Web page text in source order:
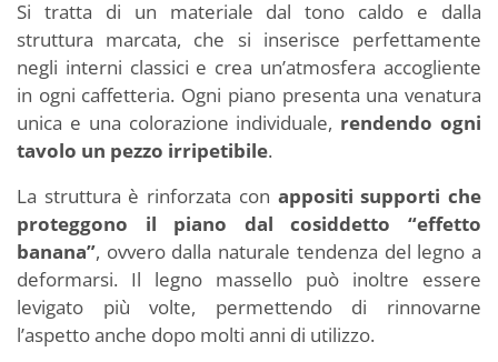
Si tratta di un materiale dal tono caldo e dalla
struttura marcata, che si inserisce perfettamente
negli interni classici e crea un’atmosfera accogliente
in ogni caffetteria. Ogni piano presenta una venatura
unica e una colorazione individuale, rendendo ogni
tavolo un pezzo irripetibile.
La struttura è rinforzata con appositi supporti che
proteggono il piano dal cosiddetto “effetto
banana”, ovvero dalla naturale tendenza del legno a
deformarsi. Il legno massello può inoltre essere
levigato più volte, permettendo di rinnovarne
l’aspetto anche dopo molti anni di utilizzo.